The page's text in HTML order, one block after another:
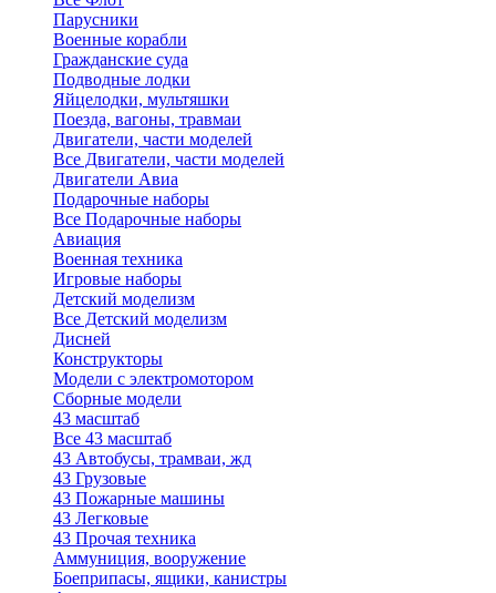
Парусники
Военные корабли
Гражданские суда
Подводные лодки
Яйцелодки, мультяшки
Поезда, вагоны, травмаи
Двигатели, части моделей
Все Двигатели, части моделей
Двигатели Авиа
Подарочные наборы
Все Подарочные наборы
Авиация
Военная техника
Игровые наборы
Детский моделизм
Все Детский моделизм
Дисней
Конструкторы
Модели с электромотором
Сборные модели
43 масштаб
Все 43 масштаб
43 Автобусы, трамваи, жд
43 Грузовые
43 Пожарные машины
43 Легковые
43 Прочая техника
Аммуниция, вооружение
Боеприпасы, ящики, канистры